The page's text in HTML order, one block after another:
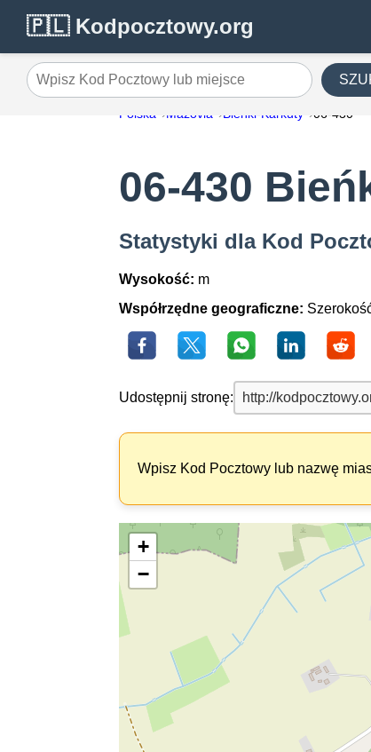
🇵🇱 Kodpocztowy.org
Wpisz Kod Pocztowy lub miejsce
Polska Mazovia Bieńki-Karkuty 06-430
06-430
Statystyki dla Kod
Wysokość: m
Współrzędne geograficzne:
Udostępnij stronę:
Wpisz Kod Pocztowy lub nazwę
+
−